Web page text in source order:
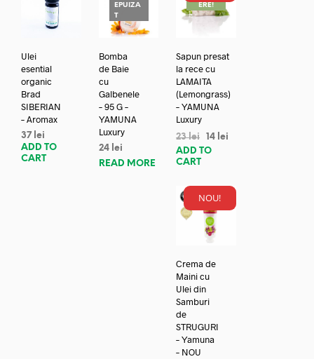
Ulei
esential
organic
Brad
SIBERIAN
– Aromax
37 lei
ADD TO
CART
EPUIZA
T
Bomba
de Baie
cu
Galbenele
– 95 G –
YAMUNA
Luxury
24 lei
READ MORE
ERE!
Sapun presat
la rece cu
LAMAITA
(Lemongrass)
– YAMUNA
Luxury
23lei 14 lei
ADD TO
CART
NOU!
Crema de
Maini cu
Ulei din
Samburi
de
STRUGURI
– Yamuna
– NOU